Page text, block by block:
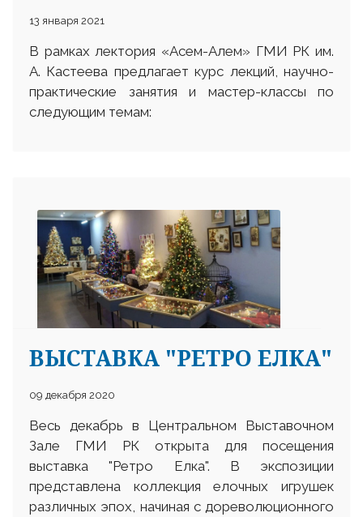
13 января 2021
В рамках лектория «Асем-Алем» ГМИ РК им.
А. Кастеева предлагает курс лекций, научно-
практические занятия и мастер-классы по
следующим темам:
ВЫСТАВКА "РЕТРО ЕЛКА"
09 декабря 2020
Весь декабрь в Центральном Выставочном
Зале ГМИ РК открыта для посещения
выставка "Ретро Елка". В экспозиции
представлена коллекция елочных игрушек
различных эпох, начиная с дореволюционного